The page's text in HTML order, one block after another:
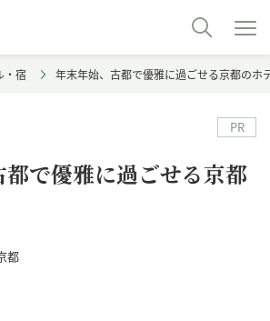
・宿 年末年始、古都で優雅に過ごせる京都のホ
で優雅に過ごせる京都
都
PR